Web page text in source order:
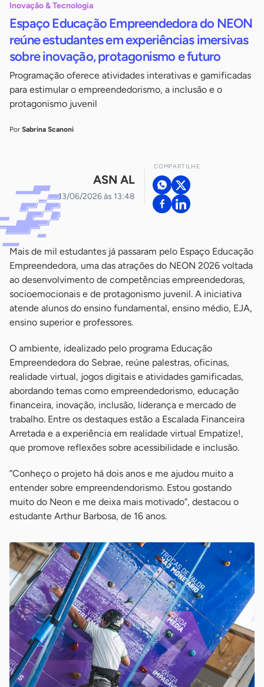
Inovação & Tecnologia
Espaço Educação Empreendedora do NEON
reúne estudantes em experiências imersivas
sobre inovação, protagonismo e futuro
Programação oferece atividades interativas e gamificadas
para estimular o empreendedorismo, a inclusão e o
protagonismo juvenil
Por Sabrina Scanoni
ASN AL
13/06/2026 às 13:48
COMPARTILHE
Mais de mil estudantes já passaram pelo Espaço Educação
Empreendedora, uma das atrações do NEON 2026 voltada
ao desenvolvimento de competências empreendedoras,
socioemocionais e de protagonismo juvenil. A iniciativa
atende alunos do ensino fundamental, ensino médio, EJA,
ensino superior e professores.
O ambiente, idealizado pelo programa Educação
Empreendedora do Sebrae, reúne palestras, oficinas,
realidade virtual, jogos digitais e atividades gamificadas,
abordando temas como empreendedorismo, educação
financeira, inovação, inclusão, liderança e mercado de
trabalho. Entre os destaques estão a Escalada Financeira
Arretada e a experiência em realidade virtual Empatize!,
que promove reflexões sobre acessibilidade e inclusão.
”Conheço o projeto há dois anos e me ajudou muito a
entender sobre empreendendorismo. Estou gostando
muito do Neon e me deixa mais motivado”, destacou o
estudante Arthur Barbosa, de 16 anos.